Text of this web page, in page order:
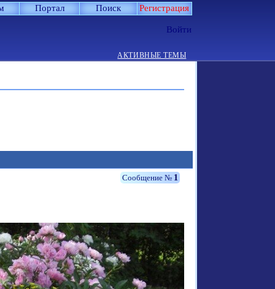
Портал Поиск Регистрация
Войти
АКТИВНЫЕ ТЕМЫ
1